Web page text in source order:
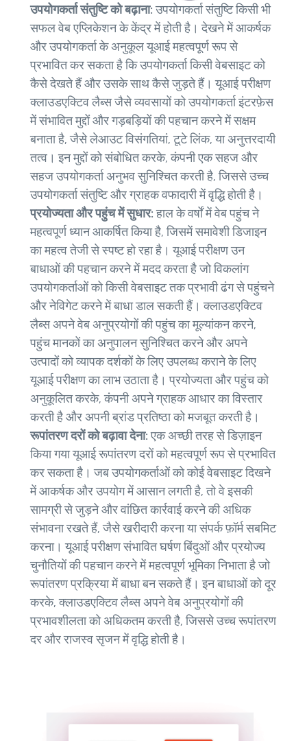
उपयोगकर्ता संतुष्टि को बढ़ाना:उपयोगकर्ता संतुष्टि किसी भी
सफल वेब एप्लिकेशन के केंद्र में होती है। देखने में आकर्षक
और उपयोगकर्ता के अनुकूल यूआई महत्वपूर्ण रूप से
प्रभावित कर सकता है कि उपयोगकर्ता किसी वेबसाइट को
कैसे देखते हैं और उसके साथ कैसे जुड़ते हैं। यूआई परीक्षण
क्लाउडएक्टिव लैब्स जैसे व्यवसायों को उपयोगकर्ता इंटरफ़ेस
में संभावित मुद्दों और गड़बड़ियों की पहचान करने में सक्षम
बनाता है, जैसे लेआउट विसंगतियां, टूटे लिंक, या अनुत्तरदायी
तत्व। इन मुद्दों को संबोधित करके, कंपनी एक सहज और
सहज उपयोगकर्ता अनुभव सुनिश्चित करती है, जिससे उच्च
उपयोगकर्ता संतुष्टि और ग्राहक वफादारी में वृद्धि होती है।
प्रयोज्यता और पहुंच में सुधार:हाल के वर्षों में वेब पहुंच ने
महत्वपूर्ण ध्यान आकर्षित किया है, जिसमें समावेशी डिजाइन
का महत्व तेजी से स्पष्ट हो रहा है। यूआई परीक्षण उन
बाधाओं की पहचान करने में मदद करता है जो विकलांग
उपयोगकर्ताओं को किसी वेबसाइट तक प्रभावी ढंग से पहुंचने
और नेविगेट करने में बाधा डाल सकती हैं। क्लाउडएक्टिव
लैब्स अपने वेब अनुप्रयोगों की पहुंच का मूल्यांकन करने,
पहुंच मानकों का अनुपालन सुनिश्चित करने और अपने
उत्पादों को व्यापक दर्शकों के लिए उपलब्ध कराने के लिए
यूआई परीक्षण का लाभ उठाता है। प्रयोज्यता और पहुंच को
अनुकूलित करके, कंपनी अपने ग्राहक आधार का विस्तार
करती है और अपनी ब्रांड प्रतिष्ठा को मजबूत करती है।
रूपांतरण दरों को बढ़ावा देना:एक अच्छी तरह से डिज़ाइन
किया गया यूआई रूपांतरण दरों को महत्वपूर्ण रूप से प्रभावित
कर सकता है। जब उपयोगकर्ताओं को कोई वेबसाइट दिखने
में आकर्षक और उपयोग में आसान लगती है, तो वे इसकी
सामग्री से जुड़ने और वांछित कार्रवाई करने की अधिक
संभावना रखते हैं, जैसे खरीदारी करना या संपर्क फ़ॉर्म सबमिट
करना। यूआई परीक्षण संभावित घर्षण बिंदुओं और प्रयोज्य
चुनौतियों की पहचान करने में महत्वपूर्ण भूमिका निभाता है जो
रूपांतरण प्रक्रिया में बाधा बन सकते हैं। इन बाधाओं को दूर
करके, क्लाउडएक्टिव लैब्स अपने वेब अनुप्रयोगों की
प्रभावशीलता को अधिकतम करती है, जिससे उच्च रूपांतरण
दर और राजस्व सृजन में वृद्धि होती है।